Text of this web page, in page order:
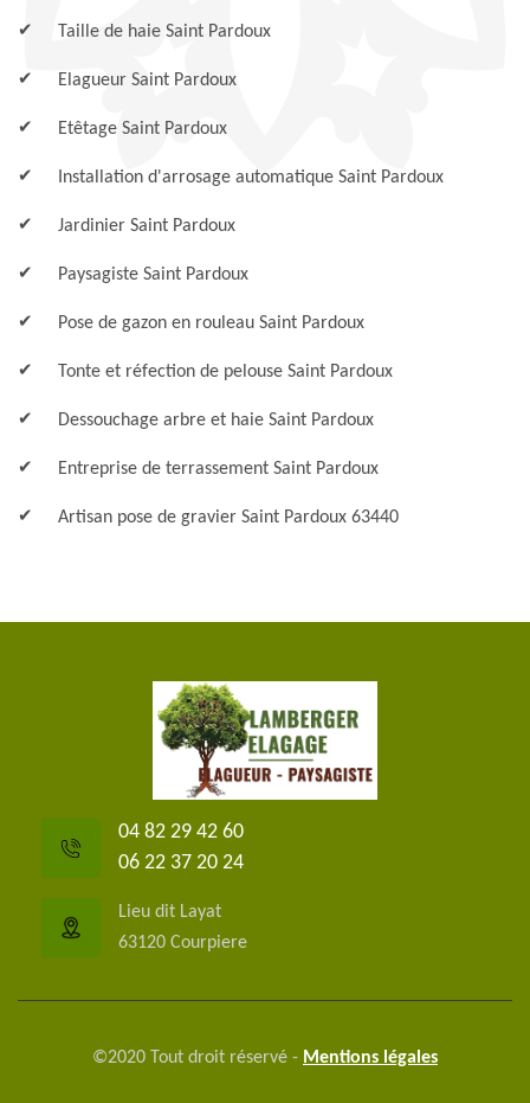
Taille de haie Saint Pardoux
Elagueur Saint Pardoux
Etêtage Saint Pardoux
Installation d'arrosage automatique Saint Pardoux
Jardinier Saint Pardoux
Paysagiste Saint Pardoux
Pose de gazon en rouleau Saint Pardoux
Tonte et réfection de pelouse Saint Pardoux
Dessouchage arbre et haie Saint Pardoux
Entreprise de terrassement Saint Pardoux
Artisan pose de gravier Saint Pardoux 63440
04 82 29 42 60
06 22 37 20 24
Lieu dit Layat
63120 Courpiere
©2020 Tout droit réservé - Mentions légales